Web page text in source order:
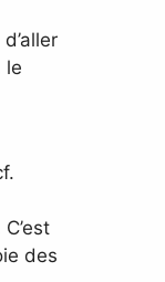
le
des